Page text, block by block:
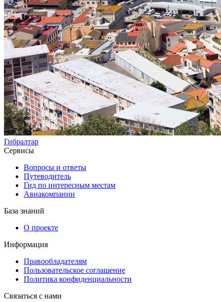
Гибралтар
Сервисы
Вопросы и ответы
Путеводитель
Гид по интересным местам
Авиакомпании
База знаний
О проекте
Информация
Правообладателям
Пользовательское соглашение
Политика конфиденциальности
Связаться с нами